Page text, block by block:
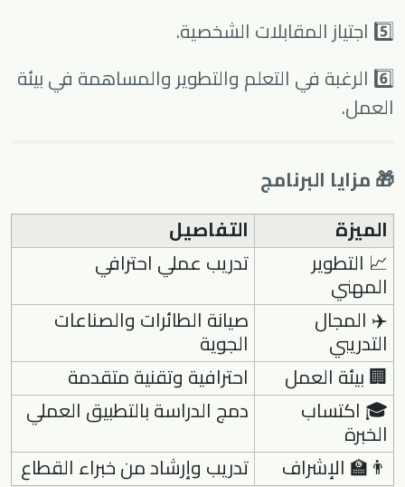
5️⃣ اجتياز المقابلات الشخصية.
6️⃣ الرغبة في التعلم والتطوير والمساهمة في بيئة
العمل.
🎁 مزايا البرنامج
الميزة
التفاصيل
📈 التطوير
المهني
تدريب عملي احترافي
✈️ المجال
التدريبي
صيانة الطائرات والصناعات
الجوية
🏢 بيئة العمل
احترافية وتقنية متقدمة
🎓 اكتساب
الخبرة
دمج الدراسة بالتطبيق العملي
👨‍🏫 الإشراف
تدريب وإرشاد من خبراء القطاع